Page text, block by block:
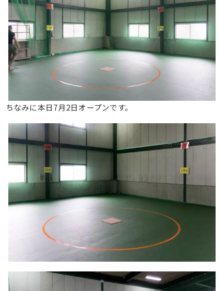
ちなみに本日7月2日オープンです。